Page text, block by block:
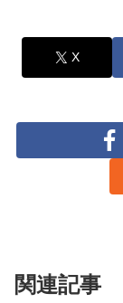
X
関連記事